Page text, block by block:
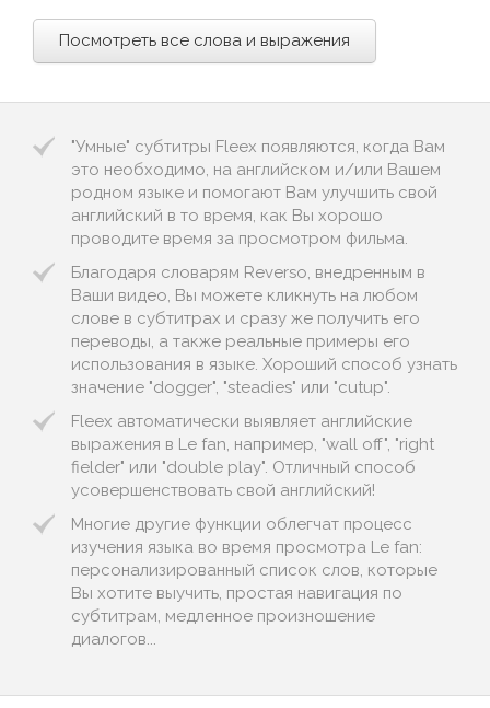
Посмотреть все слова и выражения
"Умные" субтитры Fleex появляются, когда Вам
это необходимо, на английском и/или Вашем
родном языке и помогают Вам улучшить свой
английский в то время, как Вы хорошо
проводите время за просмотром фильма.
Благодаря словарям Reverso, внедренным в
Ваши видео, Вы можете кликнуть на любом
слове в субтитрах и сразу же получить его
переводы, а также реальные примеры его
использования в языке. Хороший способ узнать
значение "dogger", "steadies" или "cutup".
Fleex автоматически выявляет английские
выражения в Le fan, например, "wall off", "right
fielder" или "double play". Отличный способ
усовершенствовать свой английский!
Многие другие функции облегчат процесс
изучения языка во время просмотра Le fan:
персонализированный список слов, которые
Вы хотите выучить, простая навигация по
субтитрам, медленное произношение
диалогов...